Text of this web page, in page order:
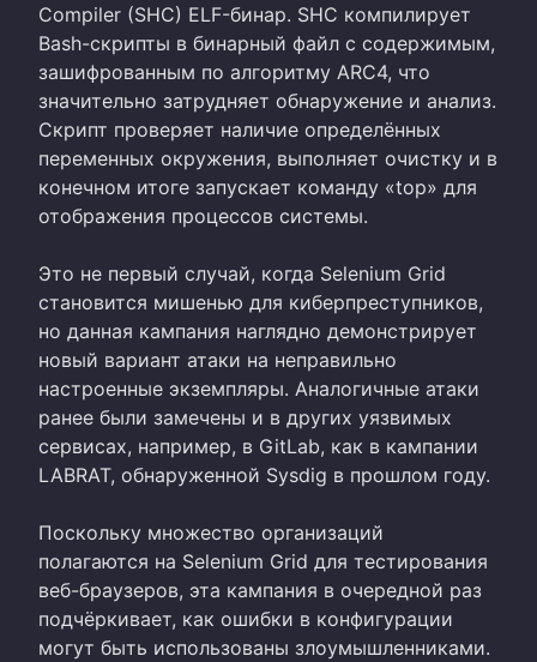
Compiler (SHC) ELF-бинар. SHC компилирует
Bash-скрипты в бинарный файл с содержимым,
зашифрованным по алгоритму ARC4, что
значительно затрудняет обнаружение и анализ.
Скрипт проверяет наличие определённых
переменных окружения, выполняет очистку и в
конечном итоге запускает команду «top» для
отображения процессов системы.
Это не первый случай, когда Selenium Grid
становится мишенью для киберпреступников,
но данная кампания наглядно демонстрирует
новый вариант атаки на неправильно
настроенные экземпляры. Аналогичные атаки
ранее были замечены и в других уязвимых
сервисах, например, в GitLab, как в кампании
LABRAT, обнаруженной Sysdig в прошлом году.
Поскольку множество организаций
полагаются на Selenium Grid для тестирования
веб-браузеров, эта кампания в очередной раз
подчёркивает, как ошибки в конфигурации
могут быть использованы злоумышленниками.